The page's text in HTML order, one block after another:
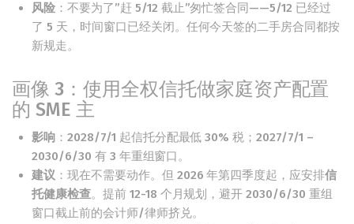
风险：不要为了”赶 5/12 截止”匆忙签合同——5/12 已经过
了 5 天，时间窗口已经关闭。任何今天签的二手房合同都按
新规走。
画像 3：使用全权信托做家庭资产配置
的 SME 主
影响：2028/7/1 起信托分配最低 30% 税；2027/7/1 –
2030/6/30 有 3 年重组窗口。
建议 ：现在不需要动作。但 2026 年第四季度起，应安排信
托健康检查。提前 12-18 个月规划，避开 2030/6/30 重组
窗口截止前的会计师/律师挤兑。